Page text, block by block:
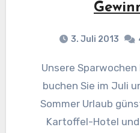
3. Juli 2013
Unsere Sparwochen haben begonnen –
buchen Sie im Juli
Sommer Urlaub
Kartoffel-Hotel